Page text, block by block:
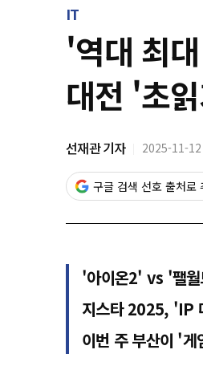
IT
'역대 최
대전 '초
선재관 기자 2025-11-
구글 검색 선호 출처로
'아이온2' vs '팰
지스타 2025, 'IP
이번 주 부산이 '게